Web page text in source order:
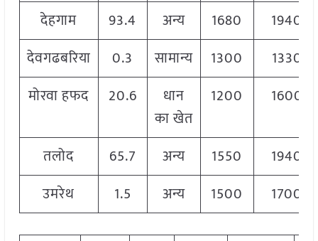
देहगाम 93.4 अन्य 1680
1940
देवगढबरिया
0.3 सामान्य 1300
1330
मोरवा हफद
20.6
धान
का खेत
1200 1600
तलोद 65.7 अन्य 1550
1940
उमरेथ
1.5 अन्य 1500 1700